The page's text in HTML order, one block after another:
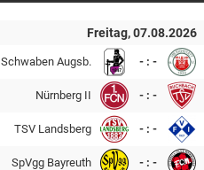
Freitag, 07.08.2026
Schwaben Augsb. - : -
Nürnberg II - : -
TSV Landsberg - : -
SpVgg Bayreuth - : -